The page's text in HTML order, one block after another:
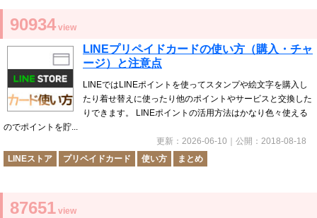
90934 view
LINEプリペイドカードの使い方（購入・チャ
ージ）と注意点
LINEではLINEポイントを使ってスタンプや絵文字を購入し
たり着せ替えに使ったり他のポイントやサービスと交換した
りできます。 LINEポイントの活用方法はかなり色々使える
のでポイントを貯...
更新： 2026-06-10 ｜公開： 2018-08-18
LINEストア
プリペイドカード 使い方 まとめ
87651 view